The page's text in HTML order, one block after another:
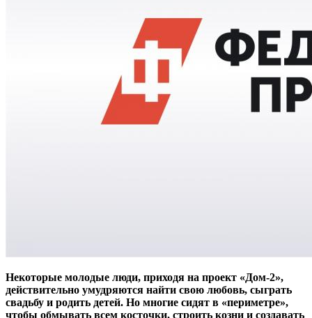
Некоторые молодые люди, приходя на проект «Дом-2»,
действительно умудряются найти свою любовь, сыграть
свадьбу и родить детей. Но многие сидят в «периметре»,
чтобы обмывать всем косточки, строить козни и создавать